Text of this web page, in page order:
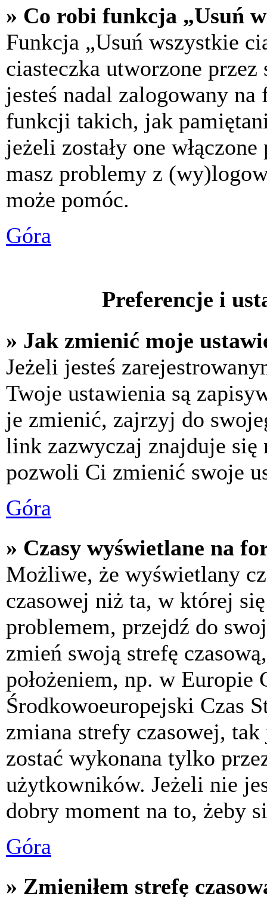
» Co robi funkcja „Usuń
Funkcja „Usuń wszystkie
ciasteczka utworzone
jesteś nadal zalogowany
funkcji takich, jak
jeżeli zostały one
masz problemy z
może pomóc.
Góra
Preferencje i
» Jak zmienić moje
Jeżeli jesteś
Twoje ustawienia są
je zmienić, zajrzyj do
link zazwyczaj znajduje się
pozwoli Ci zmienić swoje
Góra
» Czasy wyświetlane na
Możliwe, że wyświetlany
czasowej niż ta, w której
problemem, przejdź do
zmień swoją strefę
położeniem, np. w Europie
Środkowoeuropejski Czas
zmiana strefy czasowej,
zostać wykonana tylko
użytkowników. Jeżeli nie
dobry moment na to, żeby
Góra
» Zmieniłem strefę